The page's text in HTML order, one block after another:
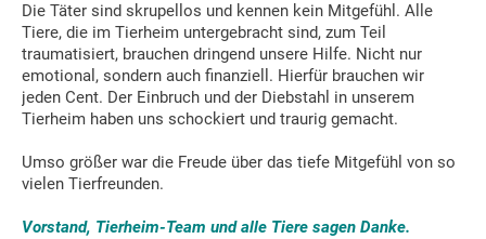
Die Täter sind skrupellos und kennen kein Mitgefühl. Alle
Tiere, die im Tierheim untergebracht sind, zum Teil
traumatisiert, brauchen dringend unsere Hilfe. Nicht nur
emotional, sondern auch finanziell. Hierfür brauchen wir
jeden Cent. Der Einbruch und der Diebstahl in unserem
Tierheim haben uns schockiert und traurig gemacht.
Umso größer war die Freude über das tiefe Mitgefühl von so
vielen Tierfreunden.
Vorstand, Tierheim-Team und alle Tiere sagen Danke.